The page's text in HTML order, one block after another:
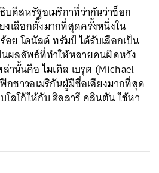
บดีสหรัฐอเมริกาที่ว่ากันว่าช็อก
เลือกตั้งมากที่สุดครั้งหนึ่งใน
อย โดนัลด์ ทรัมป์ ได้รับเลือกเป็น
นผลลัพธ์ที่ทำให้หลายคนผิดหวัง
านั้นคือ ไมเคิล เบรุต (Michael
ชาวอเมริกันผู้มีชื่อเสียงมากที่สุด
ลโก้ให้กับ ฮิลลารี คลินตัน ใช้หา